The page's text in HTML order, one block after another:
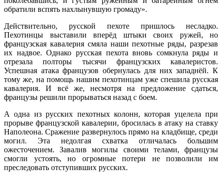
обратили вспять нахлынувшую громаду».
Действительно, русской пехоте пришлось несладко.
Пехотинцы выставили вперёд штыки своих ружей, но
французская кавалерия смяла наши пехотные ряды, разрезав
их надвое. Однако русская пехота вновь сомкнула ряды и
отрезала полторы тысячи французских кавалеристов.
Успешная атака французов обернулась для них западнёй. К
тому же, на помощь нашим пехотинцам уже спешила русская
кавалерия. И всё же, несмотря на предложение сдаться,
французы решили прорываться назад с боем.
А одна из русских пехотных колонн, которая уцелела при
прорыве французской кавалерии, бросилась в атаку на ставку
Наполеона. Сражение развернулось прямо на кладбище, среди
могил. Эта недолгая схватка отличалась большим
ожесточением. Завалив могилы своими телами, французы
смогли устоять, но огромные потери не позволили им
преследовать отступивших русских.